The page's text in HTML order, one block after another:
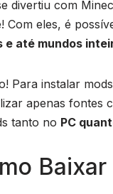
divertiu com
Com eles, é
e até mundos
Para instalar
apenas fontes
tanto no PC